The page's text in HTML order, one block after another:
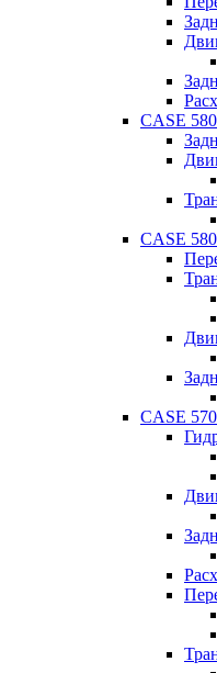
CASE
CASE
CASE